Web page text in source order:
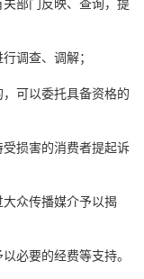
部门反映、查询，提
调查、调解；
可以委托具备资格的
损害的消费者提起诉
众传播媒介予以揭
必要的经费等支持。